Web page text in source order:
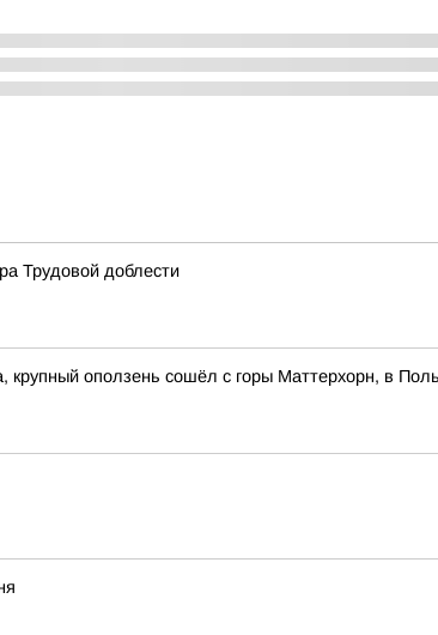
Трудовой доблести
оползень сошёл с горы Маттерхорн, в